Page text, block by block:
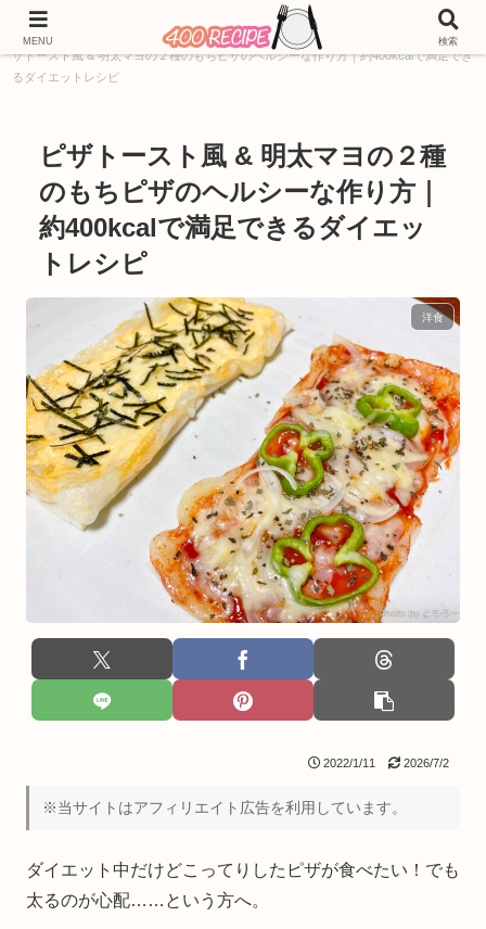
料理ジャンル別レシピ
ピ
ザトースト風 & 明太マヨの２種のもちピザのヘルシーな作り方｜約400kcalで満足でき
るダイエットレシピ
ピザトースト風 & 明太マヨの２種
のもちピザのヘルシーな作り方｜
約400kcalで満足できるダイエッ
トレシピ
洋食
2022/1/11 2026/7/2
※当サイトはアフィリエイト広告を利用しています。
ダイエット中だけどこってりしたピザが食べたい！でも
太るのが心配……という方へ。
MENU 検索